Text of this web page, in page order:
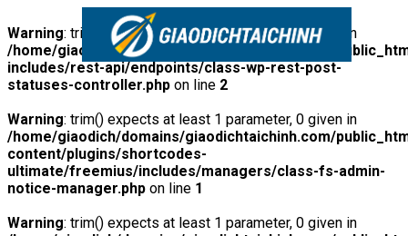
Warning: trim() expects at least 1 parameter, 0 given in
/home/giaodich/domains/giaodichtaichinh.com/
includes/rest-api/endpoints/class-wp-rest-post-
statuses-controller.php on line 2
Warning: trim() expects at least 1 parameter, 0 given in
/home/giaodich/domains/giaodichtaichinh.com/
content/plugins/shortcodes-
ultimate/freemius/includes/managers/class-fs-admin-
notice-manager.php on line 1
Warning: trim() expects at least 1 parameter, 0 given in